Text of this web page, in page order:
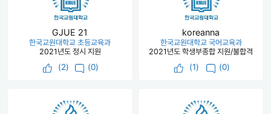
GJUE 21
한국교원대학교 초등교육과
2021년도 정시 지원
(2) (0)
koreanna
한국교원대학교 국어교육과
2021년도 학생부종합 지원/불합격
(1) (0)